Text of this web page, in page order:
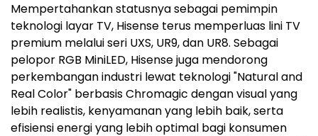
Mempertahankan statusnya sebagai pemimpin
teknologi layar TV, Hisense terus memperluas lini TV
premium melalui seri UXS, UR9, dan UR8. Sebagai
pelopor RGB MiniLED, Hisense juga mendorong
perkembangan industri lewat teknologi "Natural and
Real Color" berbasis Chromagic dengan visual yang
lebih realistis, kenyamanan yang lebih baik, serta
efisiensi energi yang lebih optimal bagi konsumen